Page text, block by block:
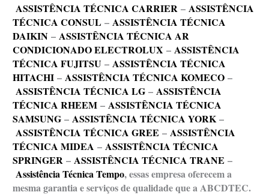
ASSISTÊNCIA TÉCNICA CARRIER –ASSISTÊNCIA
TÉCNICA CONSUL –ASSISTÊNCIA TÉCNICA
DAIKIN –ASSISTÊNCIA TÉCNICA AR
CONDICIONADO ELECTROLUX –ASSISTÊNCIA
TÉCNICA FUJITSU –ASSISTÊNCIA TÉCNICA
HITACHI –ASSISTÊNCIA TÉCNICA KOMECO –
ASSISTÊNCIA TÉCNICA LG –ASSISTÊNCIA
TÉCNICA RHEEM –ASSISTÊNCIA TÉCNICA
SAMSUNG –ASSISTÊNCIA TÉCNICA YORK–
ASSISTÊNCIA TÉCNICA GREE –ASSISTÊNCIA
TÉCNICA MIDEA –ASSISTÊNCIA TÉCNICA
SPRINGER –ASSISTÊNCIA TÉCNICA TRANE –
Assistência Técnica Tempo, essas empresa oferecem a
mesma garantia e serviços de qualidade que a ABCDTEC.